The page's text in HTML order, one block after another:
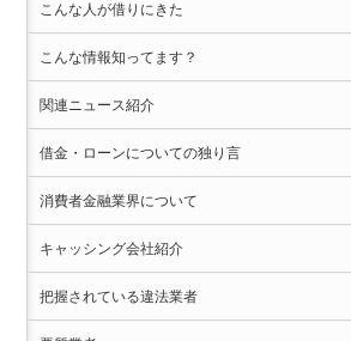
こんな人が借りにきた
こんな情報知ってます？
関連ニュース紹介
借金・ローンについての独り言
消費者金融業界について
キャッシング会社紹介
把握されている違法業者